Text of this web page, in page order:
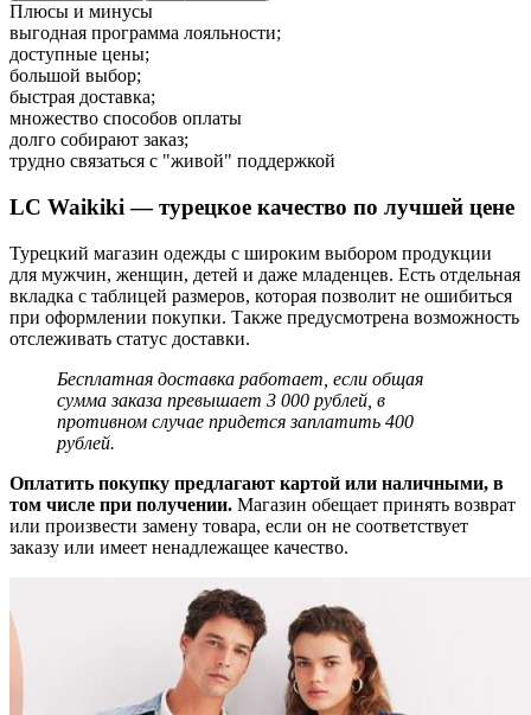
Плюсы и минусы
выгодная программа лояльности;
доступные цены;
большой выбор;
быстрая доставка;
множество способов оплаты
долго собирают заказ;
трудно связаться с "живой" поддержкой
LC Waikiki — турецкое качество по лучшей цене
Турецкий магазин одежды с широким выбором продукции
для мужчин, женщин, детей и даже младенцев. Есть отдельная
вкладка с таблицей размеров, которая позволит не ошибиться
при оформлении покупки. Также предусмотрена возможность
отслеживать статус доставки.
Бесплатная доставка работает, если общая
сумма заказа превышает 3 000 рублей, в
противном случае придется заплатить 400
рублей.
Оплатить покупку предлагают картой или наличными, в
том числе при получении. Магазин обещает принять возврат
или произвести замену товара, если он не соответствует
заказу или имеет ненадлежащее качество.